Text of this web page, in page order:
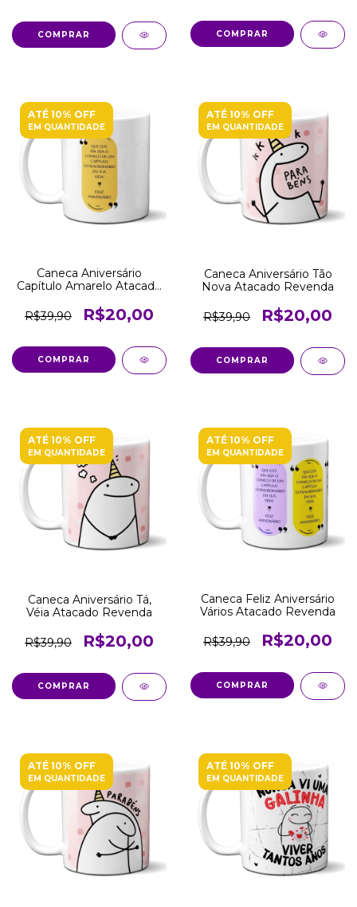
COMPRAR COMPRAR
ATÉ 10% OFF
EM QUANTIDADE
Caneca Aniversário
Capítulo Amarelo Atacado
R$39,90
R$20,00
COMPRAR
ATÉ 10% OFF
EM QUANTIDADE
Caneca Aniversário Tão
Nova Atacado Revenda
R$39,90 R$20,00
COMPRAR
ATÉ 10% OFF
EM QUANTIDADE
Caneca Aniversário Tá,
Véia Atacado Revenda
R$39,90 R$20,00
COMPRAR
ATÉ 10% OFF
EM QUANTIDADE
Caneca Feliz Aniversário
Vários Atacado Revenda
R$39,90 R$20,00
COMPRAR
ATÉ 10% OFF
EM QUANTIDADE
ATÉ 10% OFF
EM QUANTIDADE